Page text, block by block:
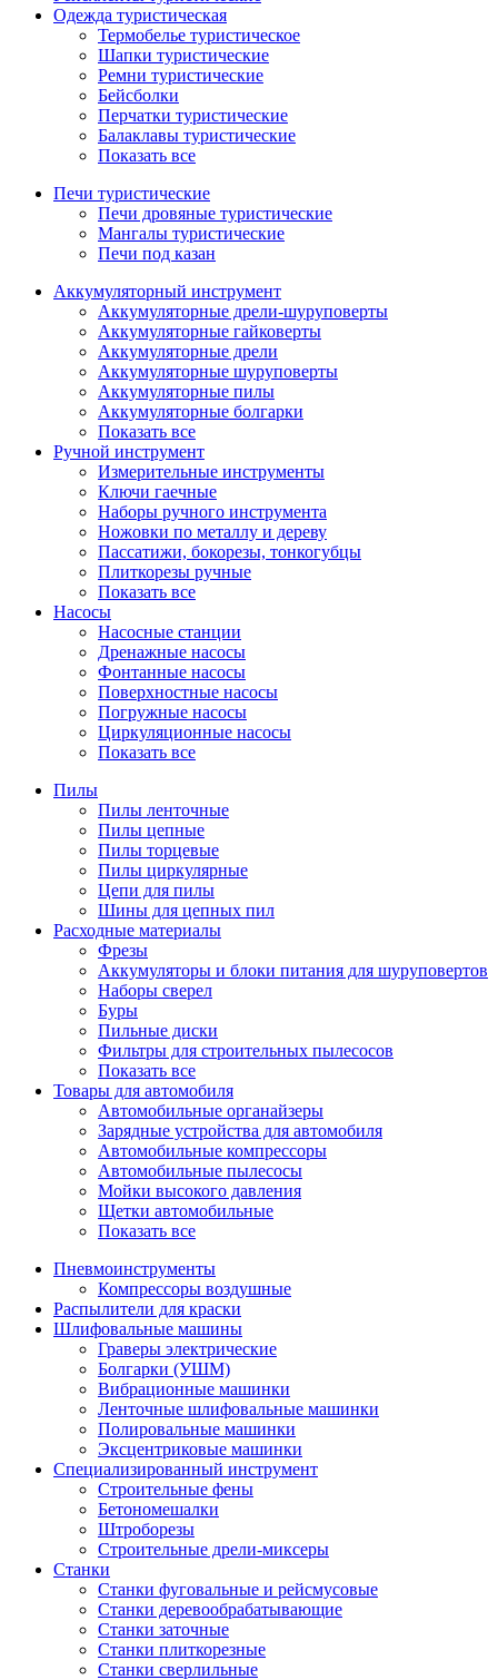
Одежда туристическая
Термобелье туристическое
Шапки туристические
Ремни туристические
Бейсболки
Перчатки туристические
Балаклавы туристические
Показать все
Печи туристические
Печи дровяные туристические
Мангалы туристические
Печи под казан
Аккумуляторный инструмент
Аккумуляторные дрели-шуруповерты
Аккумуляторные гайковерты
Аккумуляторные дрели
Аккумуляторные шуруповерты
Аккумуляторные пилы
Аккумуляторные болгарки
Показать все
Ручной инструмент
Измерительные инструменты
Ключи гаечные
Наборы ручного инструмента
Ножовки по металлу и дереву
Пассатижи, бокорезы, тонкогубцы
Плиткорезы ручные
Показать все
Насосы
Насосные станции
Дренажные насосы
Фонтанные насосы
Поверхностные насосы
Погружные насосы
Циркуляционные насосы
Показать все
Пилы
Пилы ленточные
Пилы цепные
Пилы торцевые
Пилы циркулярные
Цепи для пилы
Шины для цепных пил
Расходные материалы
Фрезы
Аккумуляторы и блоки питания для шуруповертов
Наборы сверел
Буры
Пильные диски
Фильтры для строительных пылесосов
Показать все
Товары для автомобиля
Автомобильные органайзеры
Зарядные устройства для автомобиля
Автомобильные компрессоры
Автомобильные пылесосы
Мойки высокого давления
Щетки автомобильные
Показать все
Пневмоинструменты
Компрессоры воздушные
Распылители для краски
Шлифовальные машины
Граверы электрические
Болгарки (УШМ)
Вибрационные машинки
Ленточные шлифовальные машинки
Полировальные машинки
Эксцентриковые машинки
Специализированный инструмент
Строительные фены
Бетономешалки
Штроборезы
Строительные дрели-миксеры
Станки
Станки фуговальные и рейсмусовые
Станки деревообрабатывающие
Станки заточные
Станки плиткорезные
Станки сверлильные